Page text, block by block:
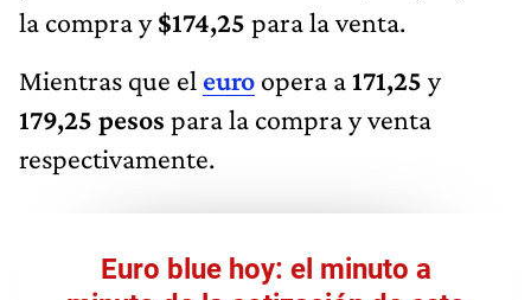
la compra y$174,25 para la venta.
Mientras que el euro opera a171,25 y
179,25 pesos para la compra y venta
respectivamente.
Euro blue hoy: el minuto a